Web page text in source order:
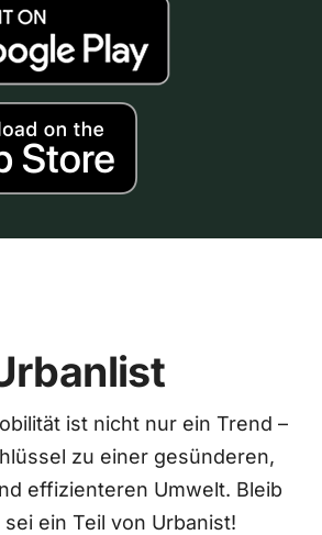
ist nicht nur ein Trend –
zu einer gesünderen,
effizienteren Umwelt. Bleib
ein Teil von Urbanist!